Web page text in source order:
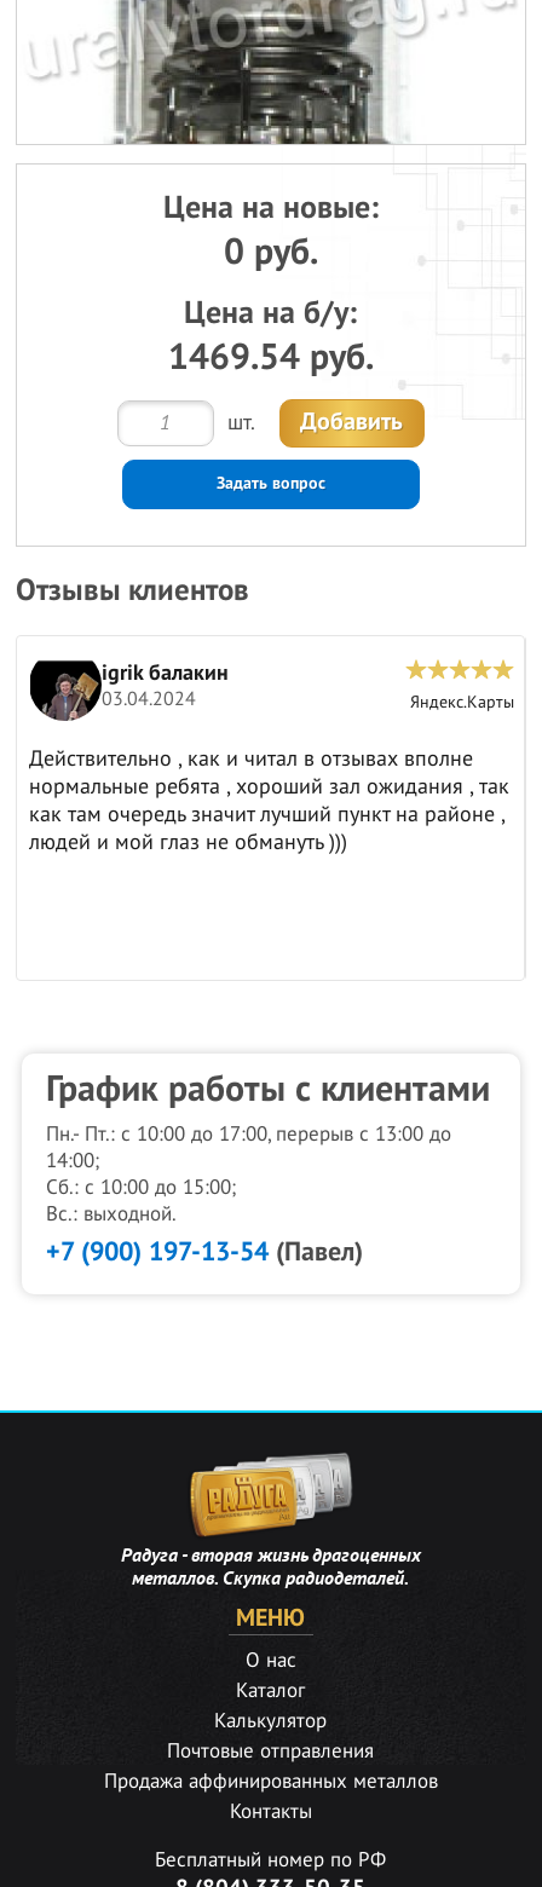
Цена на новые:
0 руб.
Цена на б/у:
1469.54 руб.
шт. Добавить
Задать вопрос
Отзывы клиентов
igrik балакин
03.04.2024 Яндекс.Карты
Действительно , как и читал в отзывах вполне
нормальные ребята , хороший зал ожидания , так
как там очередь значит лучший пункт на районе ,
людей и мой глаз не обмануть )))
График работы с клиентами
Пн.- Пт.: с 10:00 до 17:00, перерыв с 13:00 до
14:00;
Сб.: с 10:00 до 15:00;
Вс.: выходной.
+7 (900) 197-13-54(Павел)
Радуга - вторая жизнь драгоценных
металлов. Скупка радиодеталей.
МЕНЮ
О нас
Каталог
Калькулятор
Почтовые отправления
Продажа аффинированных металлов
Контакты
Бесплатный номер по РФ